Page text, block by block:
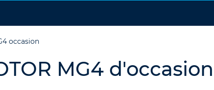
occasion
MG4 d'occasion